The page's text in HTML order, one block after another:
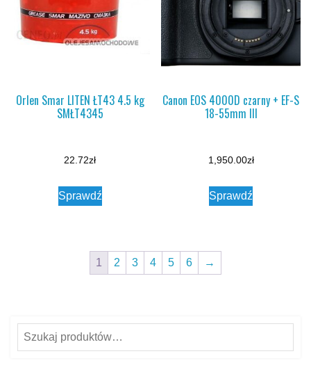
Orlen Smar LITEN ŁT43 4.5 kg
SMŁT4345
22.72zł
Sprawdź
Canon EOS 4000D czarny + EF-S
18-55mm III
1,950.00zł
Sprawdź
1 2 3 4 5 6 →
Szukaj: